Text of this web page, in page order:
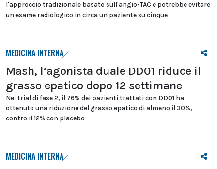
l'approccio tradizionale basato sull'angio-TAC e potrebbe evitare
un esame radiologico in circa un paziente su cinque
MEDICINA INTERNA
Mash, l’agonista duale DD01 riduce il
grasso epatico dopo 12 settimane
Nel trial di fase 2, il 76% dei pazienti trattati con DD01 ha
ottenuto una riduzione del grasso epatico di almeno il 30%,
contro il 12% con placebo
MEDICINA INTERNA